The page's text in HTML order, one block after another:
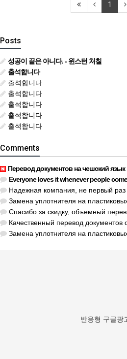
1
Posts
성공이 끝은 아니다. - 윈스턴 처칠
출석합니다
출석합니다
출석합니다
출석합니다
출석합니다
출석합니다
Comments
Перевод документов на чешский язык нотариус
Everyone loves it whenever people come
Надежная компания, не первый раз обращаюсь к
Замена уплотнителя на пластиковых окнах на
Спасибо за скидку, объемный перевод
Качественный перевод документов сэкономил
Замена уплотнителя на пластиковых окнах на
반응형 구글광